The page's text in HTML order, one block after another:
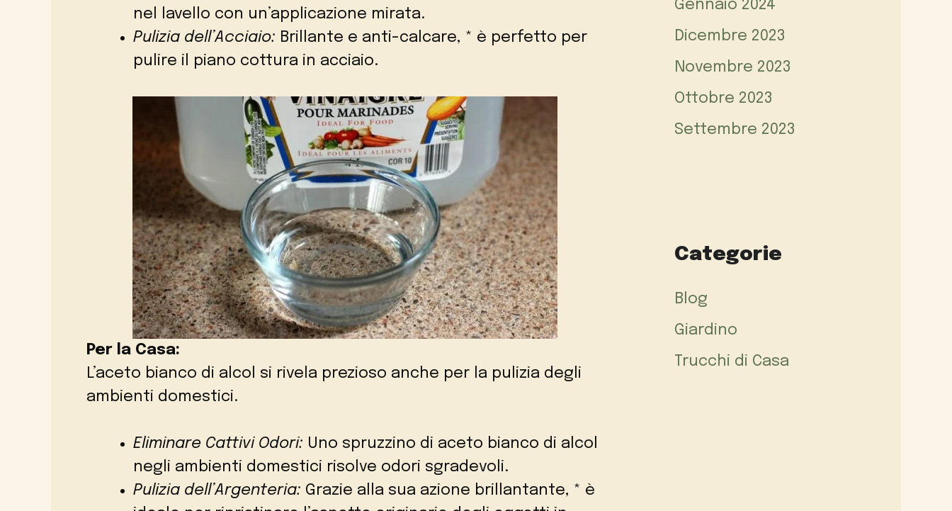
nel lavello con un’applicazione mirata.
Pulizia dell’Acciaio: Brillante e anti-calcare, * è perfetto per
pulire il piano cottura in acciaio.
Per la Casa:
L’aceto bianco di alcol si rivela prezioso anche per la pulizia degli
ambienti domestici.
Eliminare Cattivi Odori: Uno spruzzino di aceto bianco di alcol
negli ambienti domestici risolve odori sgradevoli.
Pulizia dell’Argenteria: Grazie alla sua azione brillantante, * è
Gennaio 2024
Dicembre 2023
Novembre 2023
Ottobre 2023
Settembre 2023
Categorie
Blog
Giardino
Trucchi di Casa